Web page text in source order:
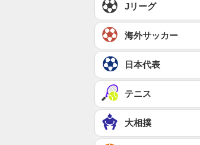
Jリーグ
海外サッカー
日本代表
テニス
大相撲